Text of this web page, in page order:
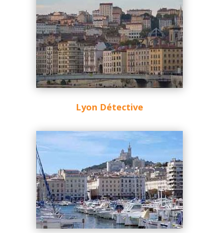
Lyon Détective